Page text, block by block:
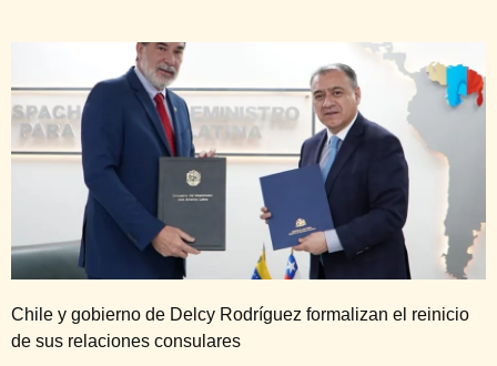
Chile y gobierno de Delcy Rodríguez formalizan el reinicio
de sus relaciones consulares